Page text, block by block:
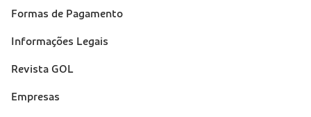
Formas de Pagamento
Informações Legais
Revista GOL
Empresas